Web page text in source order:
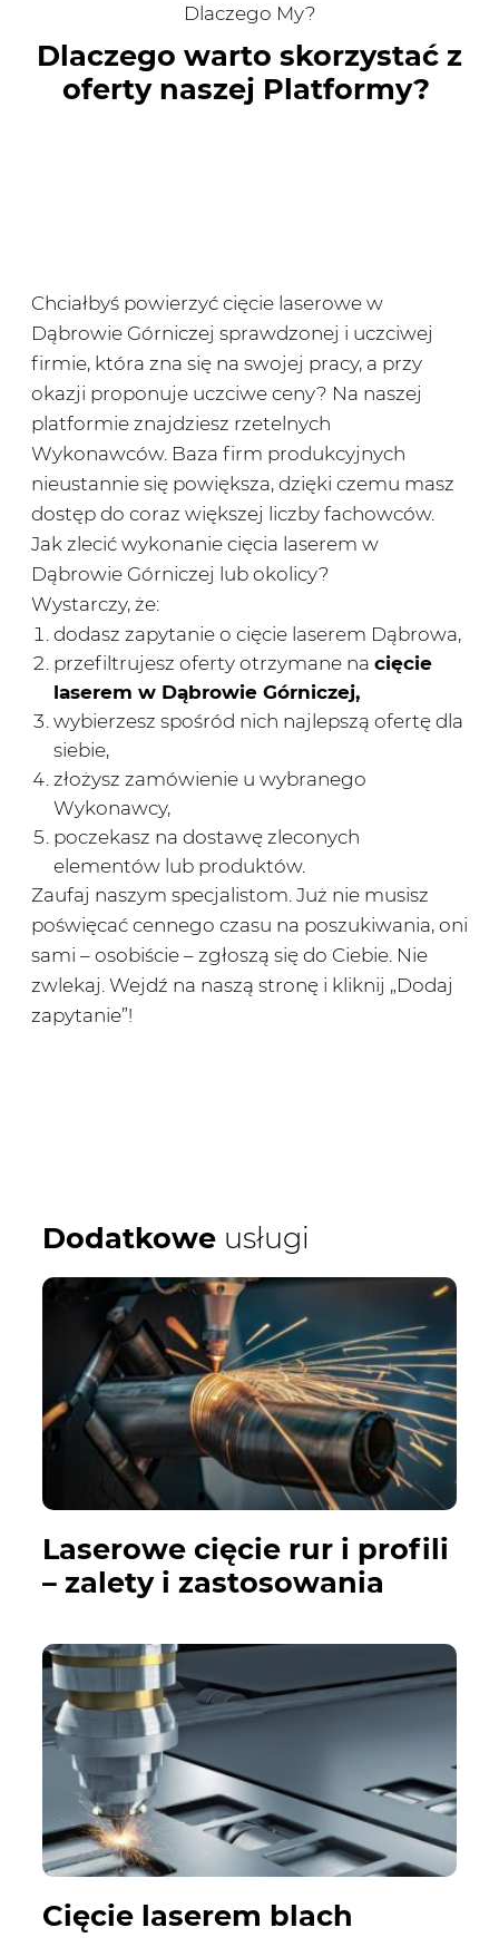
Dlaczego My?
Dlaczego warto skorzystać z
oferty naszej Platformy?
Chciałbyś powierzyć cięcie laserowe w
Dąbrowie Górniczej sprawdzonej i uczciwej
firmie, która zna się na swojej pracy, a przy
okazji proponuje uczciwe ceny? Na naszej
platformie znajdziesz rzetelnych
Wykonawców. Baza firm produkcyjnych
nieustannie się powiększa, dzięki czemu masz
dostęp do coraz większej liczby fachowców.
Jak zlecić wykonanie cięcia laserem w
Dąbrowie Górniczej lub okolicy?
Wystarczy, że:
dodasz zapytanie o cięcie laserem Dąbrowa,
przefiltrujesz oferty otrzymane na cięcie
laserem w Dąbrowie Górniczej,
wybierzesz spośród nich najlepszą ofertę dla
siebie,
złożysz zamówienie u wybranego
Wykonawcy,
poczekasz na dostawę zleconych
elementów lub produktów.
Zaufaj naszym specjalistom. Już nie musisz
poświęcać cennego czasu na poszukiwania, oni
sami – osobiście – zgłoszą się do Ciebie. Nie
zwlekaj. Wejdź na naszą stronę i kliknij „Dodaj
zapytanie”!
Dodatkowe usługi
Laserowe cięcie rur i profili
– zalety i zastosowania
Cięcie laserem blach